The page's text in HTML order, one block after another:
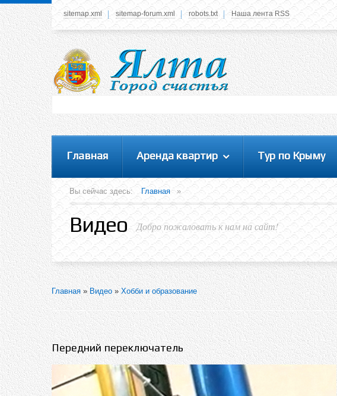
У вас нет прав просматривать данное меню,
пожалуйста, войдите на сайт под своим
логином или зарегестрируйтесь! Это позволит
вам пользоваться всеми функциями нашего
sitemap.xml sitemap-forum.xml robots.txt Наша лента RSS
Главная Аренда квартир Тур по Крыму
Вы сейчас здесь: Главная »
Видео Добро пожаловать к нам на сайт!
Главная»Видео»Хобби и образование
Передний переключатель